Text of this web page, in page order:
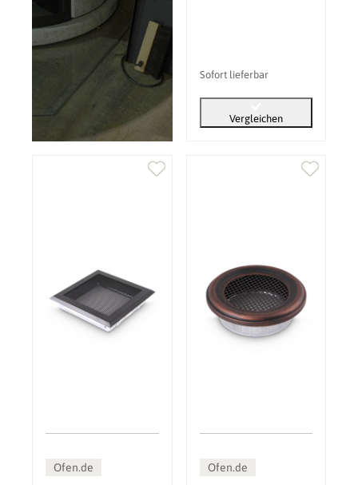
Sofort lieferbar
Vergleichen
Ofen.de Ofen.de